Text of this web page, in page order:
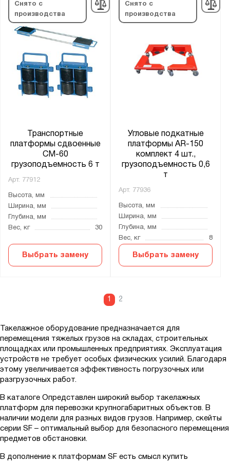
Снято с
производства
Транспортные
платформы сдвоенные
CM-60
грузоподъемность 6 т
Арт. 77912
Высота, мм
Ширина, мм
Глубина, мм
Вес, кг
30
Выбрать замену
Снято с
производства
Угловые подкатные
платформы АR-150
комплект 4 шт.,
грузоподъемность 0,6
т
Арт. 77936
Высота, мм
Ширина, мм
Глубина, мм
Вес, кг
8
Выбрать замену
1 2
Такелажное оборудование предназначается для
перемещения тяжелых грузов на складах, строительных
площадках или промышленных предприятиях. Эксплуатация
устройств не требует особых физических усилий. Благодаря
этому увеличивается эффективность погрузочных или
разгрузочных работ.
В каталоге Опредставлен широкий выбор такелажных
платформ для перевозки крупногабаритных объектов. В
наличии модели для разных видов грузов. Например, скейты
серии SF – оптимальный выбор для безопасного перемещения
предметов обстановки.
В дополнение к платформам SF есть смысл купить